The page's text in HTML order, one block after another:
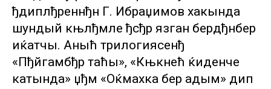
ђдиплђреннђн Г. Ибраџимов хакында
шундый књлђмле ђсђр язган бердђнбер
иќатчы. Аныћ трилогиясенђ
«Пђйгамбђр таћы», «Књкнећ ќиденче
катында» џђм «Оќмахка бер адым» дип